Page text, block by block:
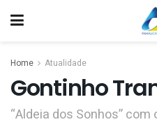
Home Atualidade
Gontinho
“Aldeia dos Sonhos”